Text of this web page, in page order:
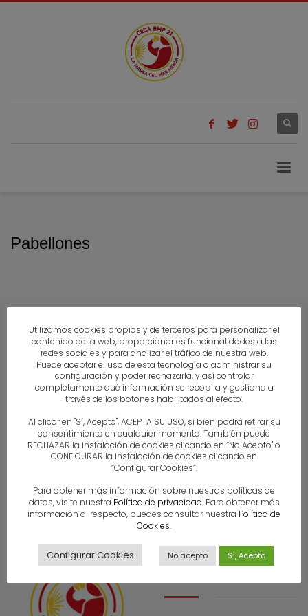
Pabellones
Contacto
Utilizamos cookies propias y de terceros para personalizar el
contenido de la web, proporcionarles funcionalidades a las
redes sociales y para analizar el tráfico de nuestra web.
Puede aceptar el uso de esta tecnología o administrar su
configuración y poder rechazarla, y así controlar
completamente qué información se recopila y gestiona a
través de los botones habilitados al efecto.
Al clicar en "Sí, Acepto", ACEPTA SU USO, si bien podrá retirar su
consentimiento en cualquier momento. También puede
RECHAZAR la instalación de cookies clicando en “No Acepto" o
CONFIGURAR la instalación de cookies clicando en
“Configurar Cookies”.
Para obtener más información sobre nuestras políticas de
datos, visite nuestra Política de privacidad. Para obtener más
información al respecto, puedes consultar nuestra Política de
Cookies.
Configurar Cookies No acepto Sí, Acepto